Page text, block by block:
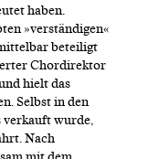
haben.
»verständigen«
beteiligt
Chordirektor
hielt das
Selbst in den
verkauft wurde,
Nach